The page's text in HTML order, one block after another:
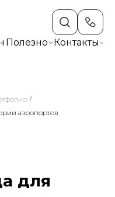
Полезно Контакты
/
аэропортов